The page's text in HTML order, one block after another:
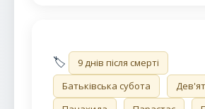
🏷️
9 днів після смерті
Батьківська субота